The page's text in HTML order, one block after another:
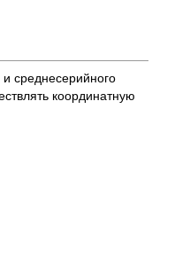
среднесерийного
координатную